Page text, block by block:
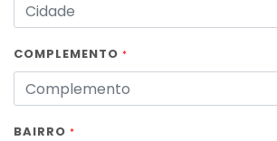
COMPLEMENTO *
BAIRRO *